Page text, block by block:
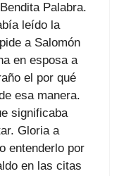
Palabra.
leído la
a Salomón
en esposa a
el por qué
esa manera.
significaba
Gloria a
entenderlo por
en las citas